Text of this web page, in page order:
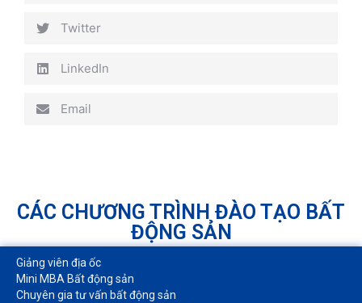
Twitter
LinkedIn
Email
CÁC CHƯƠNG TRÌNH ĐÀO TẠO BẤT
ĐỘNG SẢN
Giảng viên địa ốc
Mini MBA Bất động sản
Chuyên gia tư vấn bất động sản